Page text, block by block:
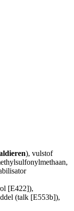
), vulstof
[E422]),
(talk [E553b]),